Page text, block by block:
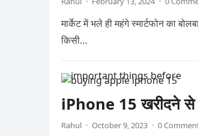
मार्केट में भले ही महंगे स्मार्टफोन का
किसी…
iPhone 15 खरीदने से
Rahul · October 9, 2023 · 0